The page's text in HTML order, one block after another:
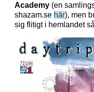
Academy (en
shazam.se här), men
sig flitigt i hemlandet